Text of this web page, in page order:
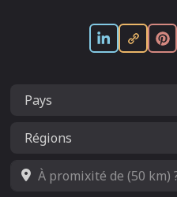
À promixité de (50 km) ?